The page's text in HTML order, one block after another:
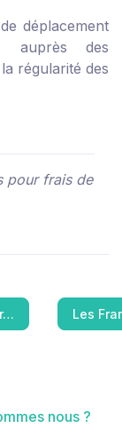
déplacement
auprès des
régularité des
pour frais de
Les
nous ?